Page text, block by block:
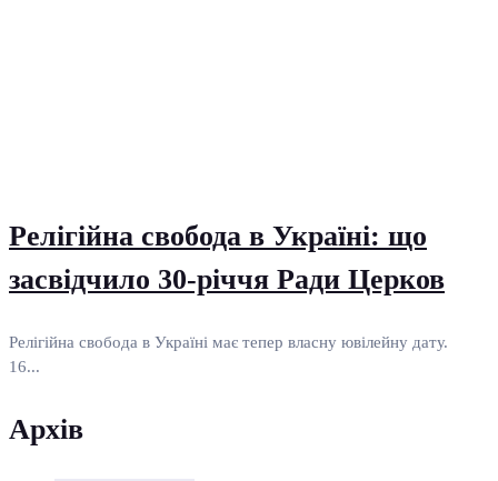
Релігійна свобода в Україні: що
засвідчило 30-річчя Ради Церков
Релігійна свобода в Україні має тепер власну ювілейну дату.
16...
Архів